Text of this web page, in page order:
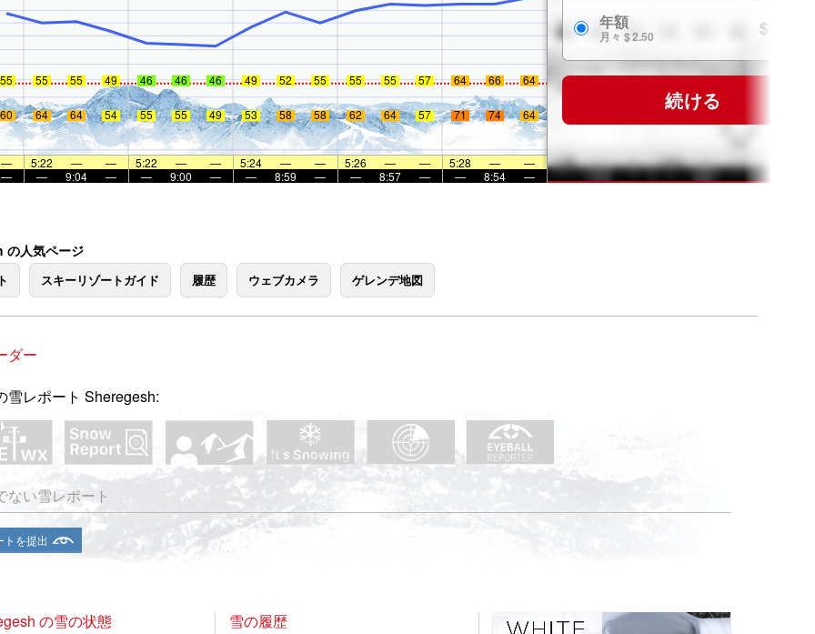
55 55 55 49 46 46 46 49 52 55 55 55 57 64 66 64
60 64 64 54 55 55 49 53 58 58 62 64 57 71 74 64
— 5:22 — — 5:22 — — 5:24 — — 5:26 — — 5:28 —
—
—
— 9:04 — — 9:00 — — 8:59 — — 8:57 — — 8:54 —
年額
月々 $ 2.50 $ 29.99
続ける
の人気ページ
スキーリゾートガイド 履歴 ウェブカメラ ゲレンデ地図
ダー
雪レポート Sheregesh:
ない雪レポート
トを提出
の雪の状態 雪の履歴